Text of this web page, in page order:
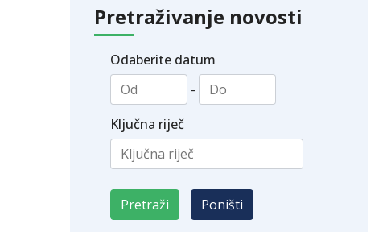
Pretraživanje novosti
Odaberite datum
-
Ključna riječ